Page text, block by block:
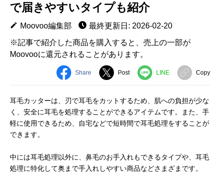
で届きやすいタイプも紹介
Moovoo編集部
最終更新日: 2026-02-20
※記事で紹介した商品を購入すると、売上の一部が
Moovooに還元されることがあります。
Share Post LINE Copy
耳毛カッターは、刃で耳毛をカットするため、肌への負担が少な
く、安全に耳毛を処理することができるアイテムです。また、手
軽に使用できるため、自宅などで短時間で耳毛処理をすることが
できます。
中には耳毛処理以外に、鼻毛のお手入れもできるタイプや、耳毛
処理に特化して奥まで手入れしやすい商品などさまざまです。